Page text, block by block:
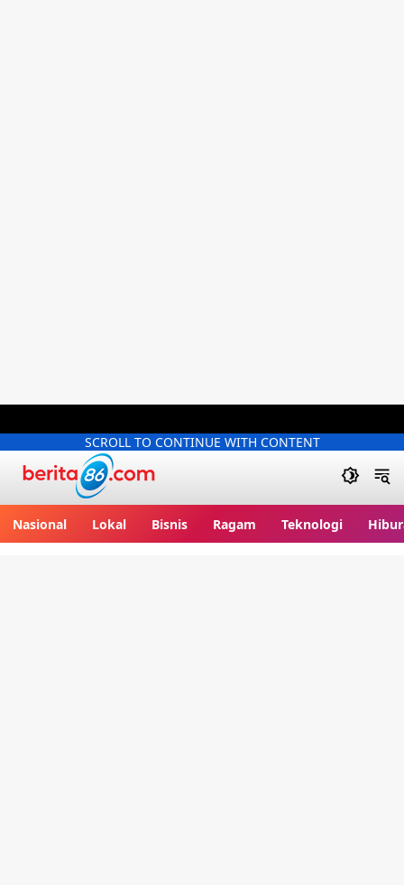
SCROLL TO CONTINUE WITH CONTENT
Nasional Lokal Bisnis Ragam Teknologi